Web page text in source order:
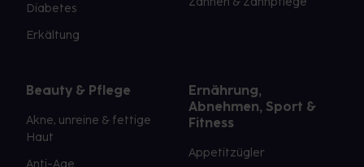
Diabetes
Erkältung
Beauty & Pflege
Akne, unreine & fettige
Haut
Ernährung,
Abnehmen, Sport &
Fitness
Appetitzügler